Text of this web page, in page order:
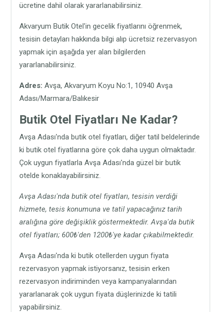
ücretine dahil olarak yararlanabilirsiniz.
Akvaryum Butik Otel'in gecelik fiyatlarını öğrenmek,
tesisin detayları hakkında bilgi alıp ücretsiz rezervasyon
yapmak için aşağıda yer alan bilgilerden
yararlanabilirsiniz.
Adres:Avşa, Akvaryum Koyu No:1, 10940 Avşa
Adası/Marmara/Balıkesir
Butik Otel Fiyatları Ne Kadar?
Avşa Adası'nda butik otel fiyatları, diğer tatil beldelerinde
ki butik otel fiyatlarına göre çok daha uygun olmaktadır.
Çok uygun fiyatlarla Avşa Adası'nda güzel bir butik
otelde konaklayabilirsiniz.
Avşa Adası'nda butik otel fiyatları, tesisin verdiği
hizmete, tesis konumuna ve tatil yapacağınız tarih
aralığına göre değişiklik göstermektedir. Avşa'da butik
otel fiyatları; 600₺'den 1200₺'ye kadar çıkabilmektedir.
Avşa Adası'nda ki butik otellerden uygun fiyata
rezervasyon yapmak istiyorsanız, tesisin erken
rezervasyon indiriminden veya kampanyalarından
yararlanarak çok uygun fiyata düşlerinizde ki tatili
yapabilirsiniz.